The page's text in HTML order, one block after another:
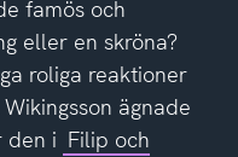
famös och
eller en skröna?
roliga reaktioner
ägnade
den i Filip och